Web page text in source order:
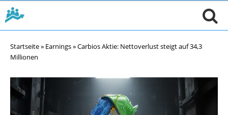
Startseite» Earnings»Carbios Aktie: Nettoverlust steigt auf 34,3
Millionen